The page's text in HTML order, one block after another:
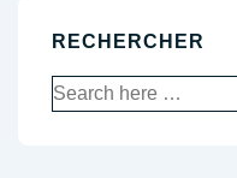
RECHERCHER
Recherche
pour: